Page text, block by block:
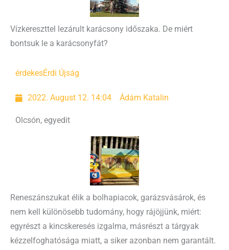
Vízkereszttel lezárult karácsony időszaka. De miért
bontsuk le a karácsonyfát?
érdekesÉrdi Újság
2022. August 12. 14:04 Ádám Katalin
Olcsón, egyedit
Reneszánszukat élik a bolhapiacok, garázsvásárok, és
nem kell különösebb tudomány, hogy rájöjjünk, miért:
egyrészt a kincskeresés izgalma, másrészt a tárgyak
kézzelfoghatósága miatt, a siker azonban nem garantált.